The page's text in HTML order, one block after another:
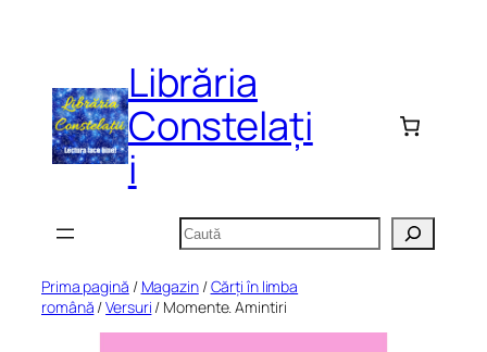
Librăria
Constelați
i
Caută
Prima pagină / Magazin/Cărți în limba
română /Versuri / Momente. Amintiri